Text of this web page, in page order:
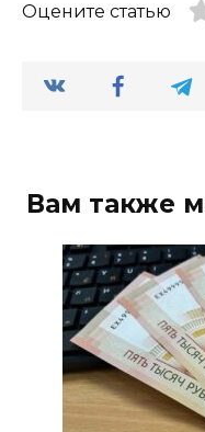
Оцените статью
Вам также